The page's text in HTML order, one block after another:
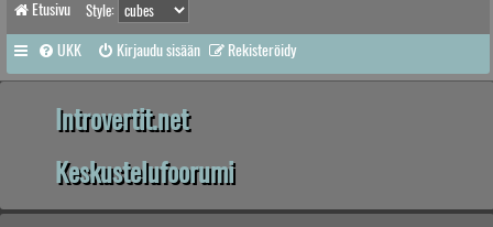
Etusivu Style:
UKK Kirjaudu sisään Rekisteröidy
Introvertit.net
Keskustelufoorumi